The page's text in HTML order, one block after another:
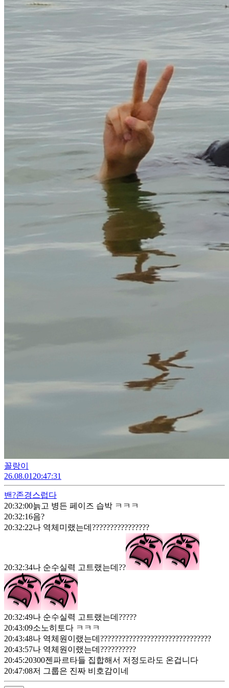
꼴랑이
26.08.01 20:47:31
밴?존경스럽다
20:32:00늙고 병든 페이즈 습박 ㅋㅋㅋ
20:32:16음?
20:32:22나 역체미랬는데????????????????
20:32:34나 순수실력 고트랬는데??
20:32:49나 순수실력 고트랬는데?????
20:43:09소노히토다 ㅋㅋㅋ
20:43:48나 역체원이랬는데???????????????????????????????
20:43:57나 역체원이랬는데??????????
20:45:20300젠파르타들 집합해서 저정도라도 온겁니다
20:47:08저 그룹은 진짜 비호감이네